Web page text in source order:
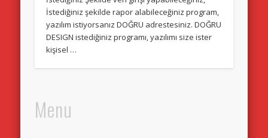
İstediğiniz şekilde rapor alabileceğiniz program,
yazılım istiyorsanız DOĞRU adrestesiniz. DOĞRU
DESIGN istediğiniz programı, yazılımı size ister
kişisel …
Menu